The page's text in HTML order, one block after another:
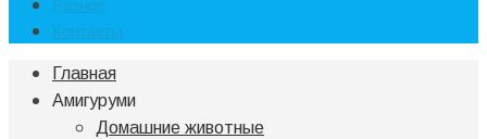
Контакты
Главная
Амигуруми
Домашние животные